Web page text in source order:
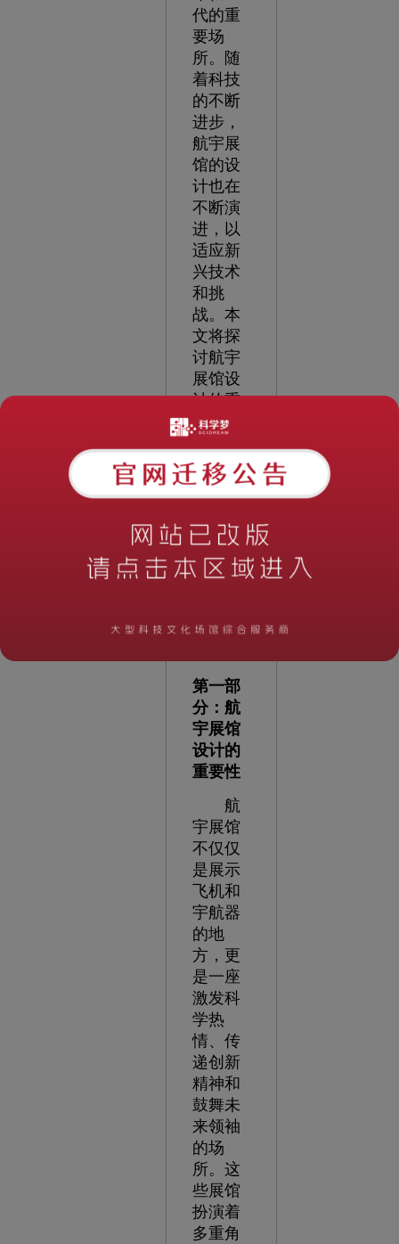
代的重
要场
所。随
着科技
的不断
进步，
航宇展
馆的设
计也在
不断演
进，以
适应新
兴技术
和挑
战。本
文将探
讨航宇
展馆设
计的重
要性、
则和未
来趋
展望这
一领域
的发展
第一部
分：航
宇展馆
设计的
重要性
航
宇展馆
不仅仅
是展示
飞机和
宇航器
的地
方，更
是一座
激发科
学热
情、传
递创新
精神和
鼓舞未
来领袖
的场
所。这
些展馆
扮演着
多重角